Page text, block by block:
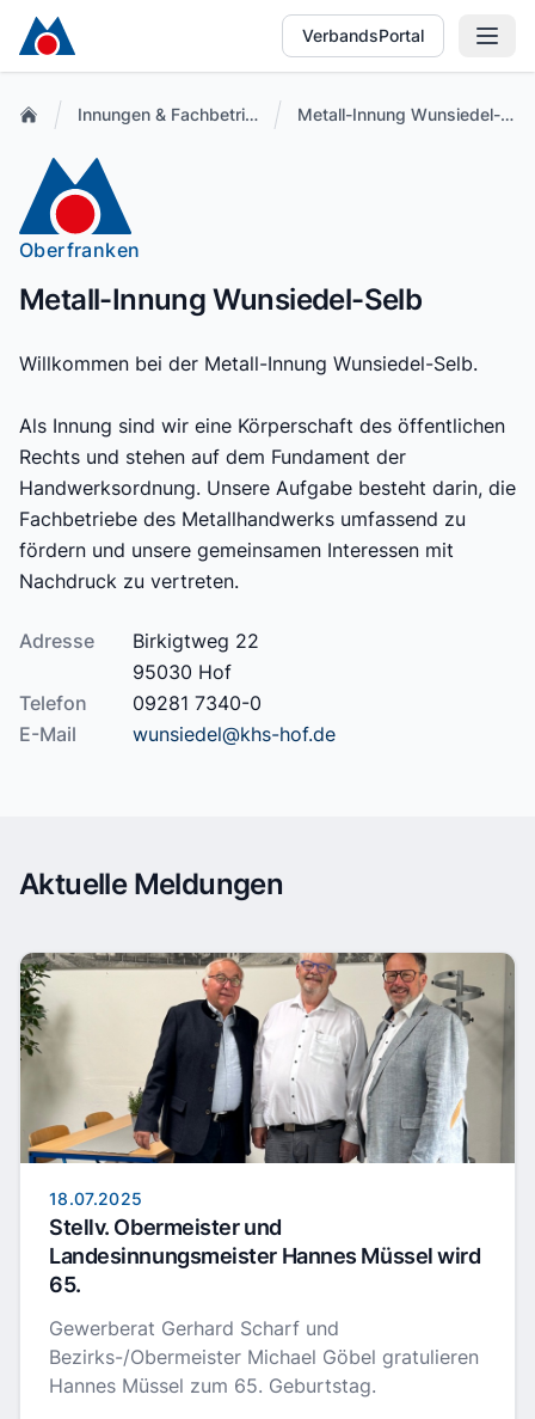
VerbandsPortal
Innungen & Fachbetriebe Metall-Innung Wunsiedel-Selb
Oberfranken
Metall-Innung Wunsiedel-Selb
Willkommen bei der Metall-Innung Wunsiedel-Selb.
Als Innung sind wir eine Körperschaft des öffentlichen
Rechts und stehen auf dem Fundament der
Handwerksordnung. Unsere Aufgabe besteht darin, die
Fachbetriebe des Metallhandwerks umfassend zu
fördern und unsere gemeinsamen Interessen mit
Nachdruck zu vertreten.
Adresse
Birkigtweg 22
95030 Hof
Telefon
09281 7340-0
E-Mail
wunsiedel@khs-hof.de
Aktuelle Meldungen
18.07.2025
Stellv. Obermeister und
Landesinnungsmeister Hannes Müssel wird
65.
Gewerberat Gerhard Scharf und
Bezirks-/Obermeister Michael Göbel gratulieren
Hannes Müssel zum 65. Geburtstag.